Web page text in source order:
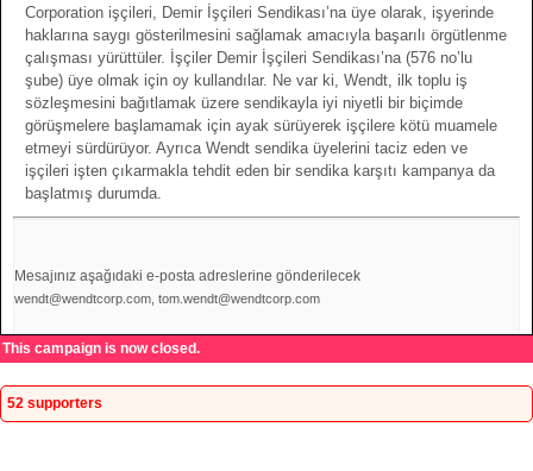
Corporation işçileri, Demir İşçileri Sendikası’na üye olarak, işyerinde
haklarına saygı gösterilmesini sağlamak amacıyla başarılı örgütlenme
çalışması yürüttüler. İşçiler Demir İşçileri Sendikası’na (576 no’lu
şube) üye olmak için oy kullandılar. Ne var ki, Wendt, ilk toplu iş
sözleşmesini bağıtlamak üzere sendikayla iyi niyetli bir biçimde
görüşmelere başlamamak için ayak sürüyerek işçilere kötü muamele
etmeyi sürdürüyor. Ayrıca Wendt sendika üyelerini taciz eden ve
işçileri işten çıkarmakla tehdit eden bir sendika karşıtı kampanya da
başlatmış durumda.
Mesajınız aşağıdaki e-posta adreslerine gönderilecek
wendt@wendtcorp.com, tom.wendt@wendtcorp.com
This campaign is now closed.
52 supporters